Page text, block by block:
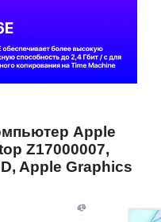
Apple
Z17000007,
Apple Graphics